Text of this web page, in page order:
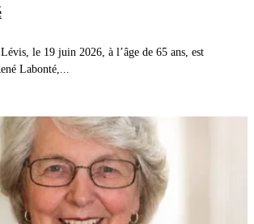
le 19 juin 2026, à l’âge de 65 ans, est
Labonté,...